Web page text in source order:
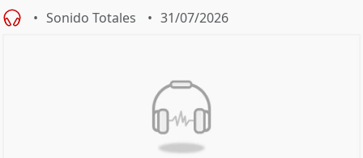
Sonido Totales 31/07/2026